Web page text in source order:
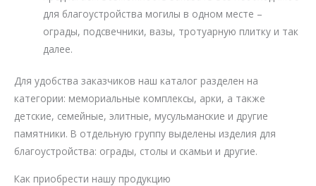
для благоустройства могилы в одном месте –
ограды, подсвечники, вазы, тротуарную плитку и так
далее.
Для удобства заказчиков наш каталог разделен на
категории: мемориальные комплексы, арки, а также
детские, семейные, элитные, мусульманские и другие
памятники. В отдельную группу выделены изделия для
благоустройства: ограды, столы и скамьи и другие.
Как приобрести нашу продукцию